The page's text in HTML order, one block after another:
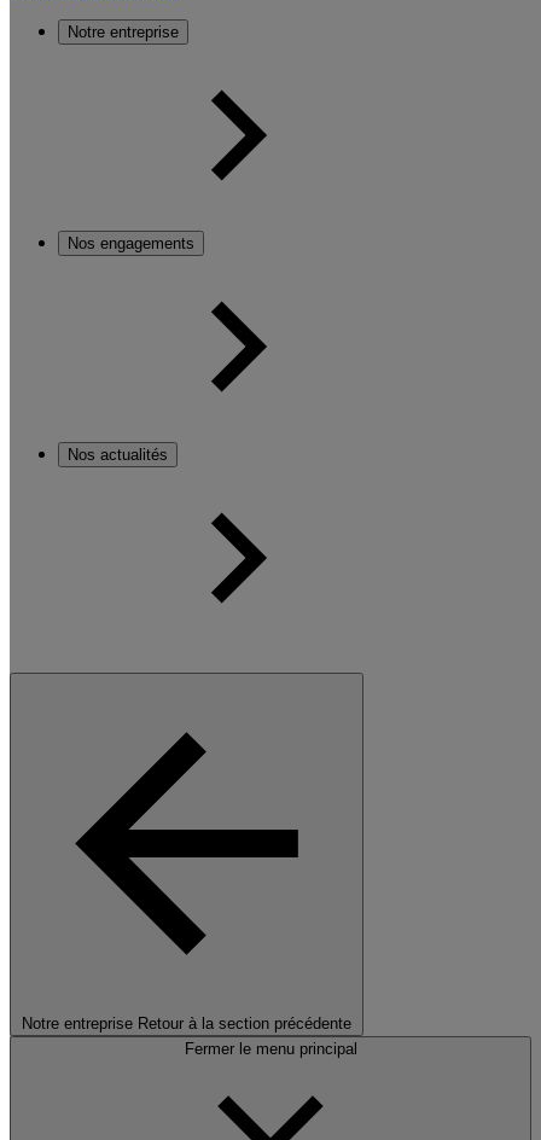
Notre entreprise
Nos engagements
Nos actualités
Notre entreprise Retour à la section précédente
Fermer le menu principal